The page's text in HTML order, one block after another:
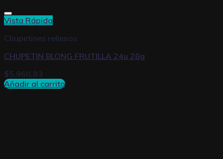
Vista Rápida
Chupetines rellenos
CHUPETIN BLONG FRUTILLA 24u 28g
$5.960,83
Añadir al carrito